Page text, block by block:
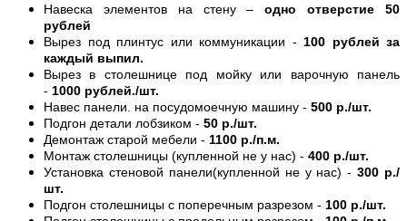
Навеска элементов на стену –одно отверстие 50
рублей
Вырез под плинтус или коммуникации - 100 рублей за
каждый выпил.
Вырез в столешнице под мойку или варочную панель
- 1000 рублей./шт.
Навес панели. на посудомоечную машину - 500 р./шт.
Подгон детали лобзиком - 50 р./шт.
Демонтаж старой мебели - 1100 р./п.м.
Монтаж столешницы (купленной не у нас) - 400 р./шт.
Установка стеновой панели(купленной не у нас) -300 р./
шт.
Подгон столешницы с поперечным разрезом - 100 р./шт.